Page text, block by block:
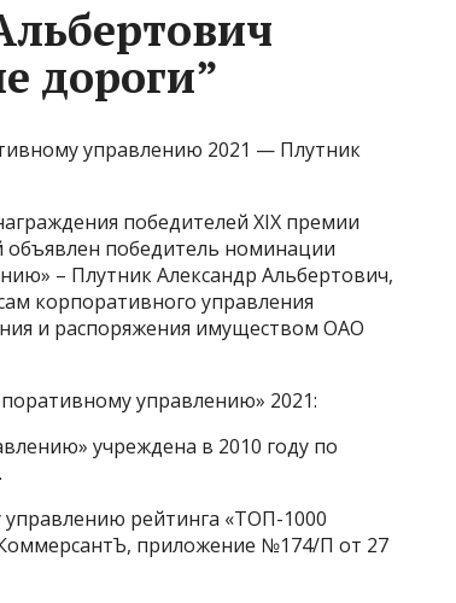
дороги”
управлению 2021 — Плутник
победителей XIX премии
объявлен победитель номинации
– Плутник Александр Альбертович,
корпоративного управления
и распоряжения имуществом ОАО
управлению» 2021:
учреждена в 2010 году по
рейтинга «ТОП-1000
приложение №174/П от 27